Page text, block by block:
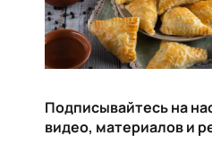
Подписывайтесь на
видео, материалов и